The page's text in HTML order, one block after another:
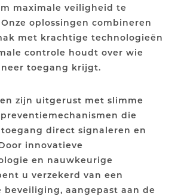
maximale veiligheid te
oplossingen combineren
met krachtige technologieën
controle houdt over wie
toegang krijgt.
zijn uitgerust met slimme
die
direct signaleren en
innovatieve
en nauwkeurige
u verzekerd van een
beveiliging, aangepast aan de